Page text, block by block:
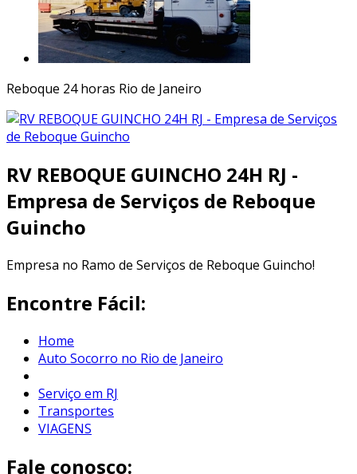
Reboque 24 horas Rio de Janeiro
RV REBOQUE GUINCHO 24H RJ -
Empresa de Serviços de Reboque
Guincho
Empresa no Ramo de Serviços de Reboque Guincho!
Encontre Fácil:
Home
Auto Socorro no Rio de Janeiro
Serviço em RJ
Transportes
VIAGENS
Fale conosco: